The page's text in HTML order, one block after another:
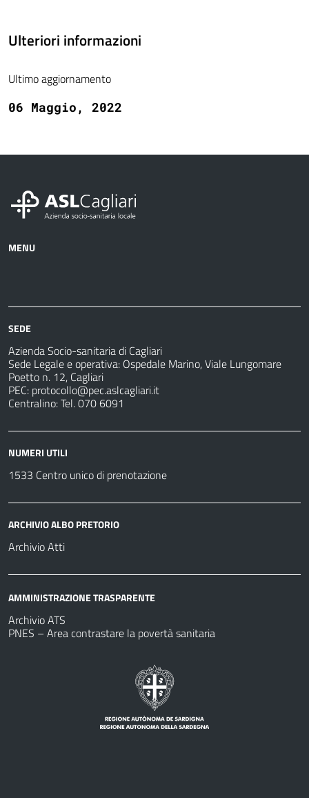
Ulteriori informazioni
Ultimo aggiornamento
06 Maggio, 2022
MENU
sanitarie
fare
SEDE
Azienda Socio-sanitaria di Cagliari
Sede Legale e operativa: Ospedale Marino, Viale Lungomare
Poetto n. 12, Cagliari
PEC: protocollo@pec.aslcagliari.it
Centralino: Tel. 070 6091
NUMERI UTILI
1533 Centro unico di prenotazione
ARCHIVIO ALBO PRETORIO
Archivio Atti
AMMINISTRAZIONE TRASPARENTE
Archivio ATS
PNES – Area contrastare la povertà sanitaria